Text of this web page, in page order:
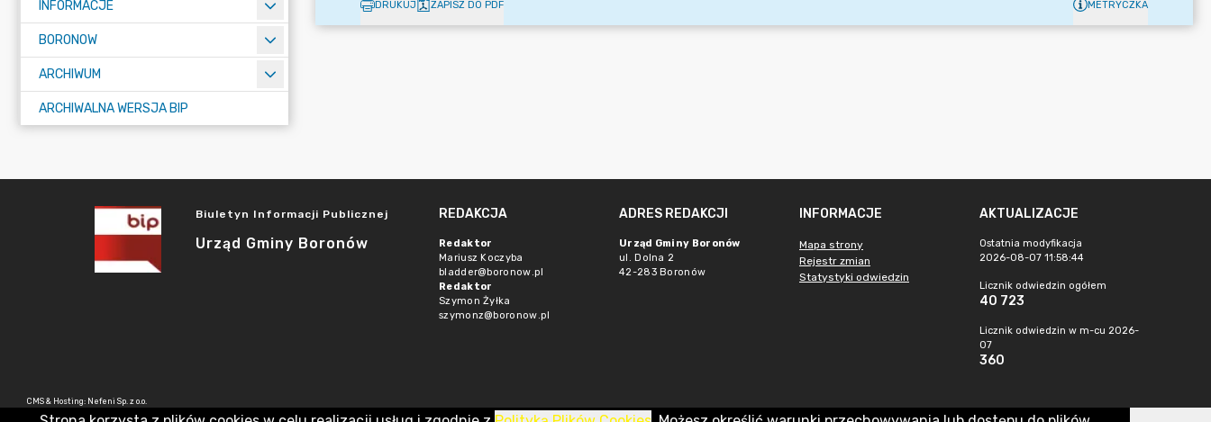
INFORMACJE
BORONOW
ARCHIWUM
ARCHIWALNA WERSJA BIP
DRUKUJ ZAPISZ DO PDF METRYCZKA
Biuletyn Informacji Publicznej
Urząd Gminy Boronów
REDAKCJA
Redaktor
Mariusz Koczyba
bladder@boronow.pl
Redaktor
Szymon Żyłka
szymonz@boronow.pl
ADRES REDAKCJI
Urząd Gminy Boronów
ul. Dolna 2
42-283 Boronów
INFORMACJE
Mapa strony
Rejestr zmian
Statystyki odwiedzin
AKTUALIZACJE
Ostatnia modyfikacja
2026-08-07 11:58:44
Licznik odwiedzin ogółem
40 723
Licznik odwiedzin w m-cu 2026-
07
360
CMS & Hosting: Nefeni Sp. z o.o.